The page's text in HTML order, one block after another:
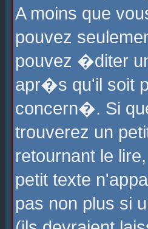
A moins que
pouvez
pouvez �diter
apr�s qu'il soit
concern�. Si
trouverez un
retournant le
petit texte
pas non plus si